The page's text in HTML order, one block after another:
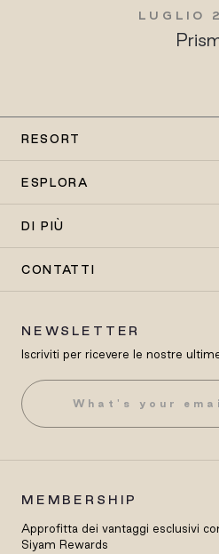
LUGLIO
RESORT
ESPLORA
DI PIÙ
CONTATTI
NEWSLETTER
Iscriviti per ricevere le nostre
MEMBERSHIP
Approfitta dei vantaggi esclusivi
Siyam Rewards